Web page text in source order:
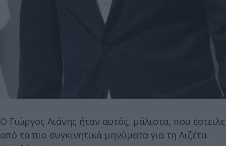
Ο Γιώργος Λιάνης ήταν αυτός, μάλιστα, που έστειλε
από τα πιο συγκινητικά μηνύματα για τη Λιζέτα